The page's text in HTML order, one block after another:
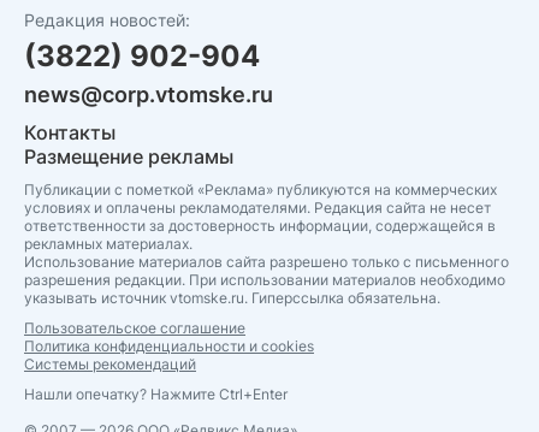
Редакция новостей:
(3822) 902-904
news@corp.vtomske.ru
Контакты
Размещение рекламы
Публикации с пометкой «Реклама» публикуются на коммерческих
условиях и оплачены рекламодателями. Редакция сайта не несет
ответственности за достоверность информации, содержащейся в
рекламных материалах.
Использование материалов сайта разрешено только с письменного
разрешения редакции. При использовании материалов необходимо
указывать источник vtomske.ru. Гиперссылка обязательна.
Пользовательское соглашение
Политика конфиденциальности и cookies
Системы рекомендаций
Нашли опечатку? Нажмите Ctrl+Enter